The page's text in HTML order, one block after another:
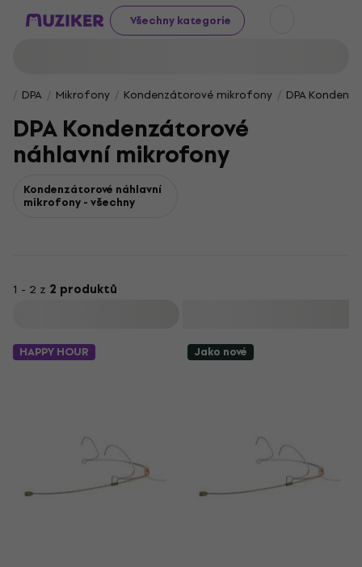
Všechny kategorie
DPA Mikrofony Kondenzátorové mikrofony DPA
DPA Kondenzátorové
náhlavní mikrofony
Kondenzátorové náhlavní
mikrofony - všechny
1 - 2 z 2 produktů
HAPPY HOUR Jako nové